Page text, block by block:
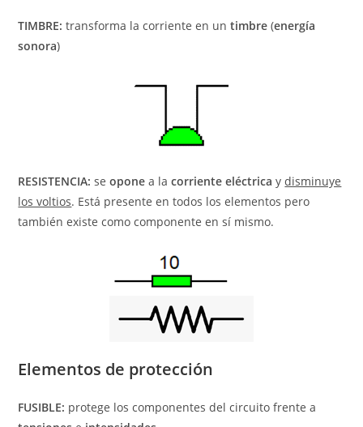
TIMBRE: transforma la corriente en untimbre (energía
sonora)
RESISTENCIA: seopone a lacorriente eléctrica ydisminuye
los voltios. Está presente en todos los elementos pero
también existe como componente en sí mismo.
Elementos de protección
FUSIBLE: protege los componentes del circuito frente a